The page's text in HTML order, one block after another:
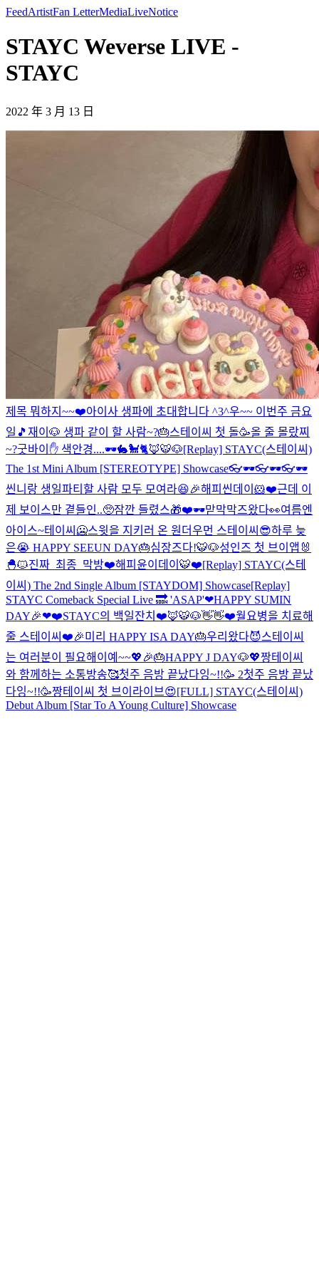
FeedArtistFan LetterMediaLiveNotice
STAYC Weverse LIVE -
STAYC
2022 年 3 月 13 日
제목 뭐하지~~❤️아이사 생파에 초대합니다 ^3^우~~ 이번주 금요
일🎵 재이🐶 생파 같이 할 사람~?🎂스테이씨 첫 돌🥳올 줄 몰랐찌
~?굿바이✋ 색안경....🕶🐇🐩🐈🦊🐯🐶[Replay] STAYC(스테이씨)
The 1st Mini Album [STEREOTYPE] Showcase👓🕶👓🕶👓🕶
씬니랑 생일파티할 사람 모두 모여라😆🎉해피씬데이🐹❤️근데 이
제 보이스만 곁들인..🥺잠깐 들렸스🎁❤️🕶맏막막즈왔다👀여름엔
아이스~테이씨🥶스윗을 지키러 온 원더우먼 스테이씨😎하루 늦
은😭 HAPPY SEEUN DAY🎂심장즈다!🐯🐶성인즈 첫 브이앱🐰
🐣🐱진짜_최종_막방❤️해피윤이데이🐯❤️[Replay] STAYC(스테
이씨) The 2nd Single Album [STAYDOM] Showcase[Replay]
STAYC Comeback Special Live 🔜 'ASAP'❤HAPPY SUMIN
DAY🎉❤❤️STAYC의 백일잔치❤️🦊🐯🐶👋👋❤️월요병을 치료해
줄 스테이씨❤️🎉미리 HAPPY ISA DAY🎂우리왔다😈스테이씨
는 여러분이 필요해이예~~💖 🎉🎂HAPPY J DAY🐶💖짱테이씨
와 함께하는 소통방송🥰첫주 음방 끝났다잉~!!🥳 2첫주 음방 끝났
다잉~!!🥳짱테이씨 첫 브이라이브😍[FULL] STAYC(스테이씨)
Debut Album [Star To A Young Culture] Showcase